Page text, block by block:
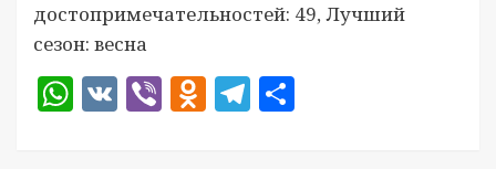
достопримечательностей: 49, Лучший
сезон: весна
WhatsApp
VKViberOdnoklassniki
Telegram